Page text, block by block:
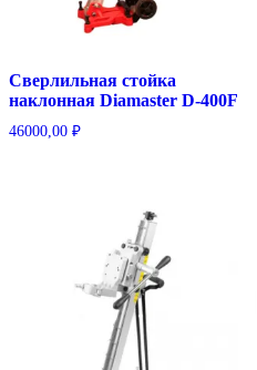
Сверлильная стойка
наклонная Diamaster D-400F
46000,00 ₽